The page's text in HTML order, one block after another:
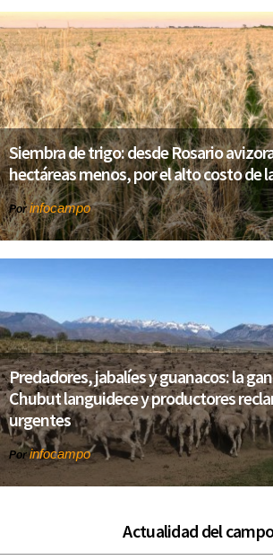
Siembra de trigo: desde Rosario
hectáreas menos, por el alto costo de
Porinfocampo
Predadores, jabalíes y guanacos: la
Chubut languidece y productores
urgentes
Por infocampo
Actualidad del